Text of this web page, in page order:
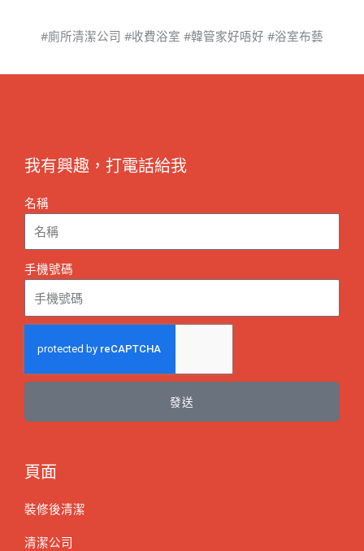
#廁所清潔公司 #收費浴室 #韓管家好唔好 #浴室布藝
我有興趣，打電話給我
名稱
手機號碼
發送
頁面
裝修後清潔
清潔公司